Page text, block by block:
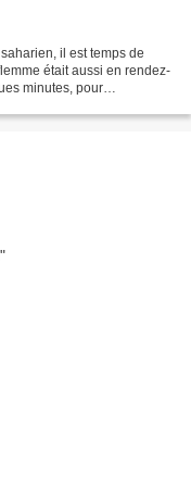
il est temps de
était aussi en rendez-
minutes, pour